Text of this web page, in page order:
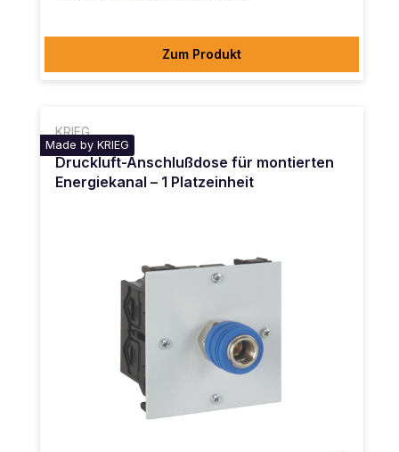
Zum Produkt
KRIEG
Made by KRIEG
Druckluft-Anschlußdose für montierten
Energiekanal – 1 Platzeinheit